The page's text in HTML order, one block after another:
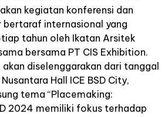
kegiatan konferensi dan
internasional yang
tahun oleh Ikatan Arsitek
bersama PT CIS Exhibition.
diselenggarakan dari tanggal
Hall ICE BSD City,
tema “Placemaking:
2024 memiliki fokus terhadap